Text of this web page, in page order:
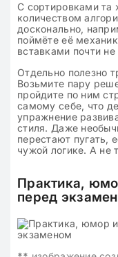
С сортировками та
количеством
досконально,
поймёте её
вставками почти
Отдельно полезно
Возьмите пару
пройдите по ним
самому себе, что
упражнение
стиля. Даже
перестают пугать,
чужой логике. А не
Практика,
перед